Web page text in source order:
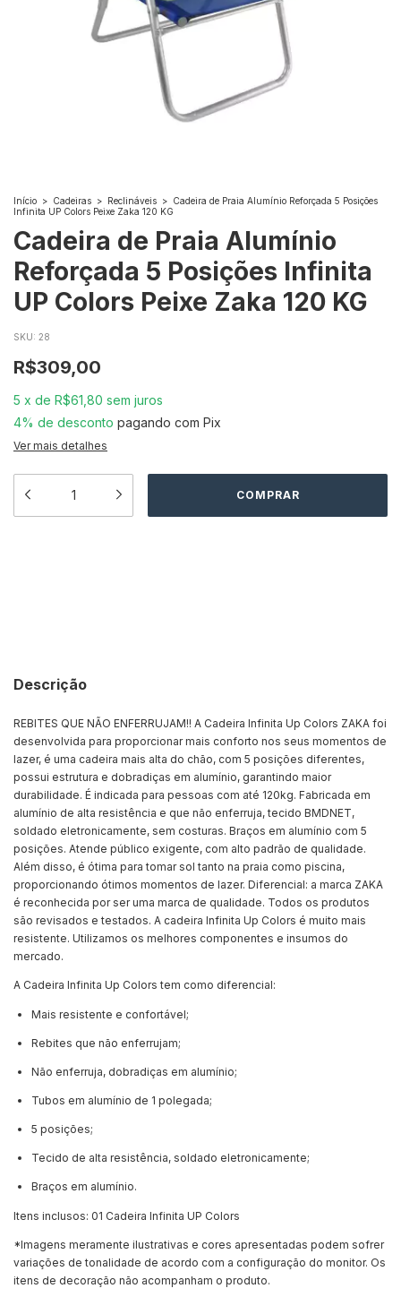
Início > Cadeiras > Reclináveis > Cadeira de Praia Alumínio Reforçada 5 Posições
Infinita UP Colors Peixe Zaka 120 KG
Cadeira de Praia Alumínio
Reforçada 5 Posições Infinita
UP Colors Peixe Zaka 120 KG
SKU: 28
R$309,00
5 x de R$61,80 sem juros
4% de desconto pagando com Pix
Ver mais detalhes
Descrição
REBITES QUE NÃO ENFERRUJAM!! A Cadeira Infinita Up Colors ZAKA foi
desenvolvida para proporcionar mais conforto nos seus momentos de
lazer, é uma cadeira mais alta do chão, com 5 posições diferentes,
possui estrutura e dobradiças em alumínio, garantindo maior
durabilidade. É indicada para pessoas com até 120kg. Fabricada em
alumínio de alta resistência e que não enferruja, tecido BMDNET,
soldado eletronicamente, sem costuras. Braços em alumínio com 5
posições. Atende público exigente, com alto padrão de qualidade.
Além disso, é ótima para tomar sol tanto na praia como piscina,
proporcionando ótimos momentos de lazer. Diferencial: a marca ZAKA
é reconhecida por ser uma marca de qualidade. Todos os produtos
são revisados e testados. A cadeira Infinita Up Colors é muito mais
resistente. Utilizamos os melhores componentes e insumos do
mercado.
A Cadeira Infinita Up Colors tem como diferencial:
Mais resistente e confortável;
Rebites que não enferrujam;
Não enferruja, dobradiças em alumínio;
Tubos em alumínio de 1 polegada;
5 posições;
Tecido de alta resistência, soldado eletronicamente;
Braços em alumínio.
Itens inclusos: 01 Cadeira Infinita UP Colors
*Imagens meramente ilustrativas e cores apresentadas podem sofrer
variações de tonalidade de acordo com a configuração do monitor. Os
itens de decoração não acompanham o produto.